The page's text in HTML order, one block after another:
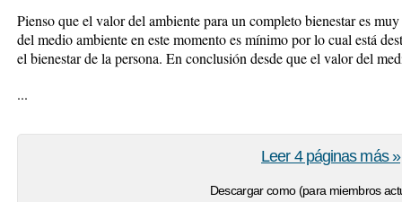
Pienso que el valor del ambiente para un completo bienestar es
del medio ambiente en este momento es mínimo por lo cual está
el bienestar de la persona. En conclusión desde que el valor del
...
Descargar como (para miembros
Leer 4 páginas más »